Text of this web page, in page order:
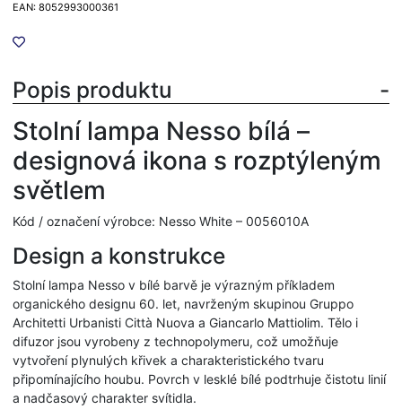
EAN: 8052993000361
Popis produktu
Stolní lampa Nesso bílá –
designová ikona s rozptýleným
světlem
Kód / označení výrobce: Nesso White – 0056010A
Design a konstrukce
Stolní lampa Nesso v bílé barvě je výrazným příkladem
organického designu 60. let, navrženým skupinou Gruppo
Architetti Urbanisti Città Nuova a Giancarlo Mattiolim. Tělo i
difuzor jsou vyrobeny z technopolymeru, což umožňuje
vytvoření plynulých křivek a charakteristického tvaru
připomínajícího houbu. Povrch v lesklé bílé podtrhuje čistotu linií
a nadčasový charakter svítidla.